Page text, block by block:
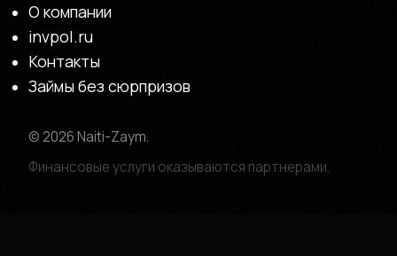
О компании
invpol.ru
Контакты
Займы без сюрпризов
© 2026 Naiti-Zaym.
Финансовые услуги оказываются партнерами.